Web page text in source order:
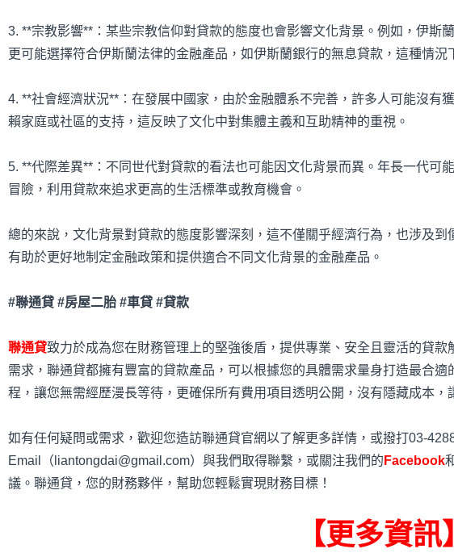
3. **宗教影響**：某些宗教信仰對貸款的態度也會影響文化背景。例如，伊斯
更可能選擇符合伊斯蘭法律的金融產品，如伊斯蘭銀行的無息貸款，這種情況
4. **社會經濟狀況**：在發展中國家，由於金融體系不完善，許多人可能沒有
賴家庭或社區的支持，這反映了文化中對集體主義和互助精神的重視。
5. **代際差異**：不同世代對貸款的看法也可能因文化背景而異。年長一代可
冒險，利用貸款來追求更高的生活標準或教育機會。
總的來說，文化背景對貸款的態度影響深刻，這不僅關乎經濟行為，也涉及
有助於更好地制定金融政策和提供適合不同文化背景的金融產品。
#聯通貸 #房屋二胎 #車貸 #貸款
聯通貸致力於成為您在財務管理上的堅強後盾，提供專業、安全且靈活的貸
需求，聯通貸都擁有豐富的貸款產品，可以根據您的具體需求量身打造最合
程，讓您無需經歷漫長等待，更確保所有費用項目透明公開，沒有隱藏成本，
如有任何疑問或需求，歡迎您造訪聯通貸官網以了解更多詳情，或撥打03-
Email（liantongdai@gmail.com）與我們取得聯繫，或關注我們的 Facebook
議。聯通貸，您的財務夥伴，幫助您輕鬆實現財務目標！
【更多資訊】